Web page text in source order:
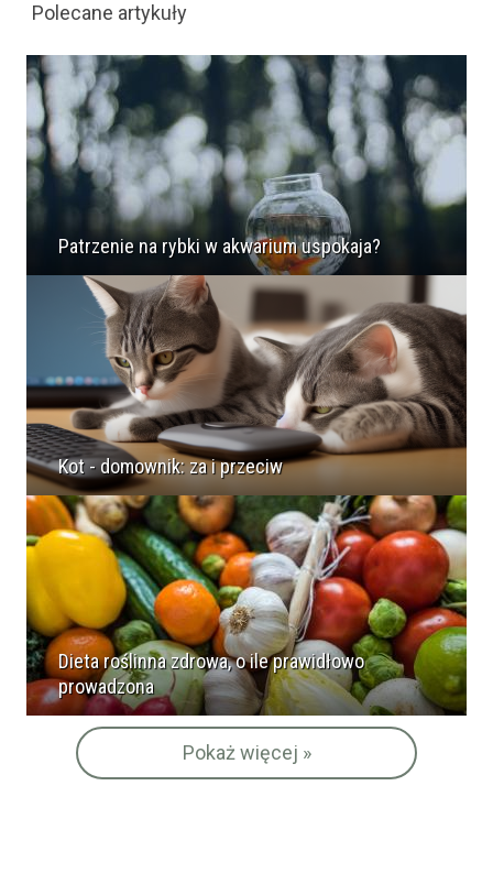
Polecane artykuły
Patrzenie na rybki w akwarium uspokaja?
Kot - domownik: za i przeciw
Dieta roślinna zdrowa, o ile prawidłowo
prowadzona
Pokaż więcej »